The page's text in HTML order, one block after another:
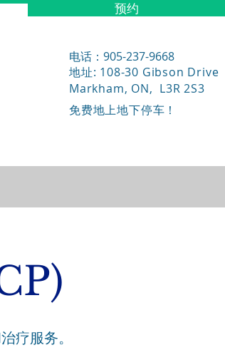
预约
地址: 108-30 Gibson Drive
Markham, ON, L3R 2S3
免费地上地下停车！
电话：905-237-9668
疗服务。